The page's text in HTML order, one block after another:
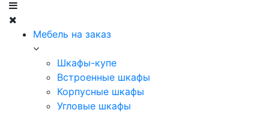
Мебель на заказ
Шкафы-купе
Встроенные шкафы
Корпусные шкафы
Угловые шкафы